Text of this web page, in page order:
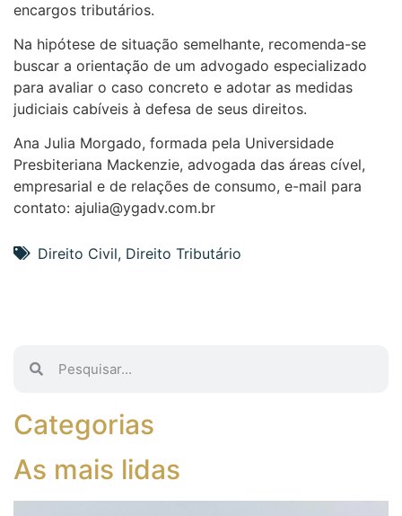
encargos tributários.
Na hipótese de situação semelhante, recomenda-se
buscar a orientação de um advogado especializado
para avaliar o caso concreto e adotar as medidas
judiciais cabíveis à defesa de seus direitos.
Ana Julia Morgado, formada pela Universidade
Presbiteriana Mackenzie, advogada das áreas cível,
empresarial e de relações de consumo, e-mail para
contato: ajulia@ygadv.com.br
Direito Civil, Direito Tributário
Categorias
As mais lidas